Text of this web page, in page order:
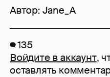
Автор: Jane_A
135
Войдите в аккаунт,
оставлять